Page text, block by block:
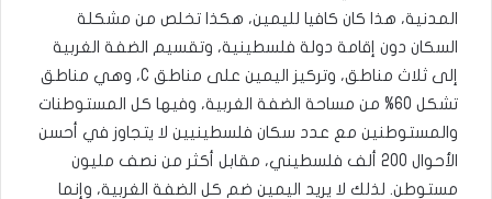
المدنية، هذا كان كافيا لليمين، هكذا تخلص من مشكلة
السكان دون إقامة دولة فلسطينية، وتقسيم الضفة الغربية
إلى ثلاث مناطق، وتركيز اليمين على مناطق C، وهي مناطق
تشكل 60% من مساحة الضفة الغربية، وفيها كل المستوطنات
والمستوطنين مع عدد سكان فلسطينيين لا يتجاوز في أحسن
الأحوال 200 ألف فلسطيني، مقابل أكثر من نصف مليون
مستوطن. لذلك لا يريد اليمين ضم كل الضفة الغربية، وإنما